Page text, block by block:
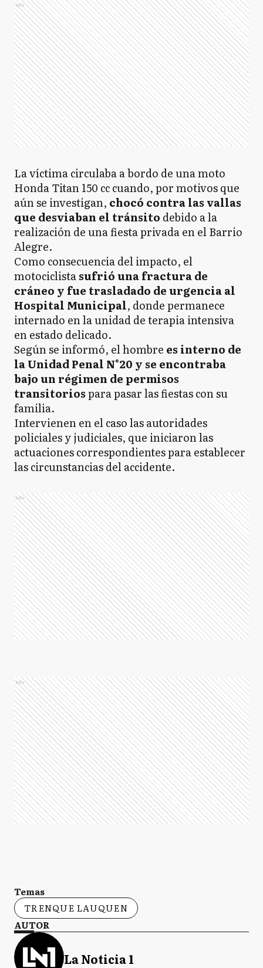
Ads
La víctima circulaba a bordo de una moto
Honda Titan 150 cc cuando, por motivos que
aún se investigan, chocó contra las vallas
que desviaban el tránsito debido a la
realización de una fiesta privada en el Barrio
Alegre.
Como consecuencia del impacto, el
motociclistasufrió una fractura de
cráneo y fue trasladado de urgencia al
Hospital Municipal, donde permanece
internado en la unidad de terapia intensiva
en estado delicado.
Según se informó, el hombre es interno de
la Unidad Penal N°20 y se encontraba
bajo un régimen de permisos
transitoriospara pasar las fiestas con su
familia.
Intervienen en el caso las autoridades
policiales y judiciales, que iniciaron las
actuaciones correspondientes para establecer
las circunstancias del accidente.
Ads
Ads
Temas
TRENQUE LAUQUEN
AUTOR
La Noticia 1